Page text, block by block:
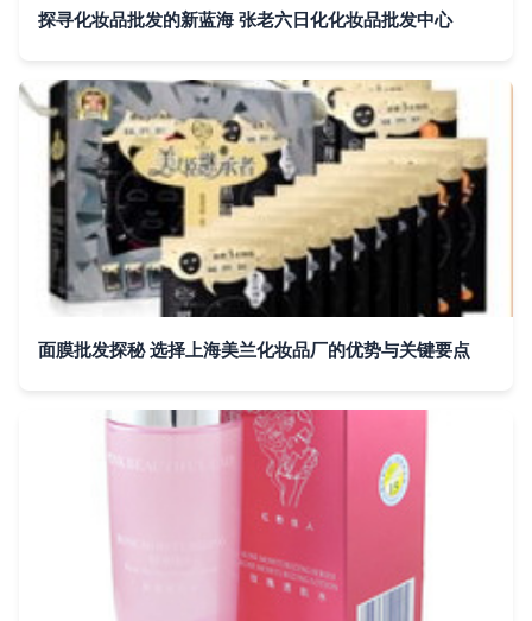
探寻化妆品批发的新蓝海 张老六日化化妆品批发中心
面膜批发探秘 选择上海美兰化妆品厂的优势与关键要点